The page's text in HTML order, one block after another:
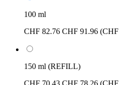
100 ml
CHF 82.76 CHF 91.96
150 ml (REFILL)
CHF 70.43 CHF 78.26